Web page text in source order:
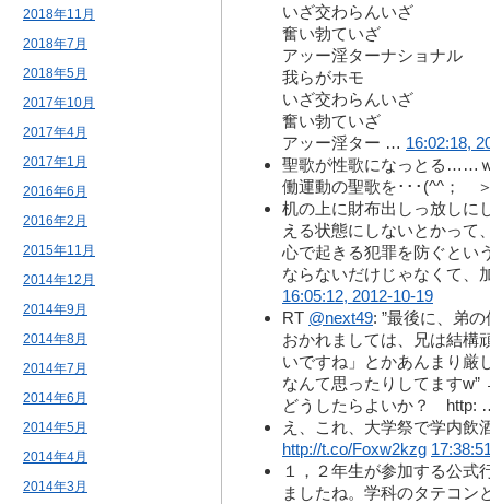
2018年11月
2018年7月
2018年5月
2017年10月
2017年4月
2017年1月
2016年6月
2016年2月
2015年11月
2014年12月
2014年9月
2014年8月
2014年7月
2014年6月
2014年5月
2014年4月
2014年3月
いざ交わらんいざ
奮い勃ていざ
アッー淫ターナショナル
我らがホモ
いざ交わらんいざ
奮い勃ていざ
アッー淫ター … 16:02:18,
聖歌が性歌になっとる
働運動の聖歌を･･･(^^；
机の上に財布出しっ放しに
える状態にしないとかって
心で起きる犯罪を防ぐとい
ならないだけじゃなくて、
16:05:12, 2012-10-19
RT @next49: ”最後に、弟
おかれましては、兄は結構
いですね」とかあんまり厳
なんて思ったりしてます
どうしたらよいか？ http:
え、これ、大学祭で学内飲
http://t.co/Foxw2kzg
１，２年生が参加する公式
ましたね。学科のタテコン